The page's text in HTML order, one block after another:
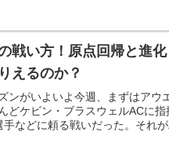
戦い方！原点回帰と進
えるのか？
ンがいよいよ今週、まずはア
どケビン・ブラスウェルACに
などに頼る戦いだった。それが